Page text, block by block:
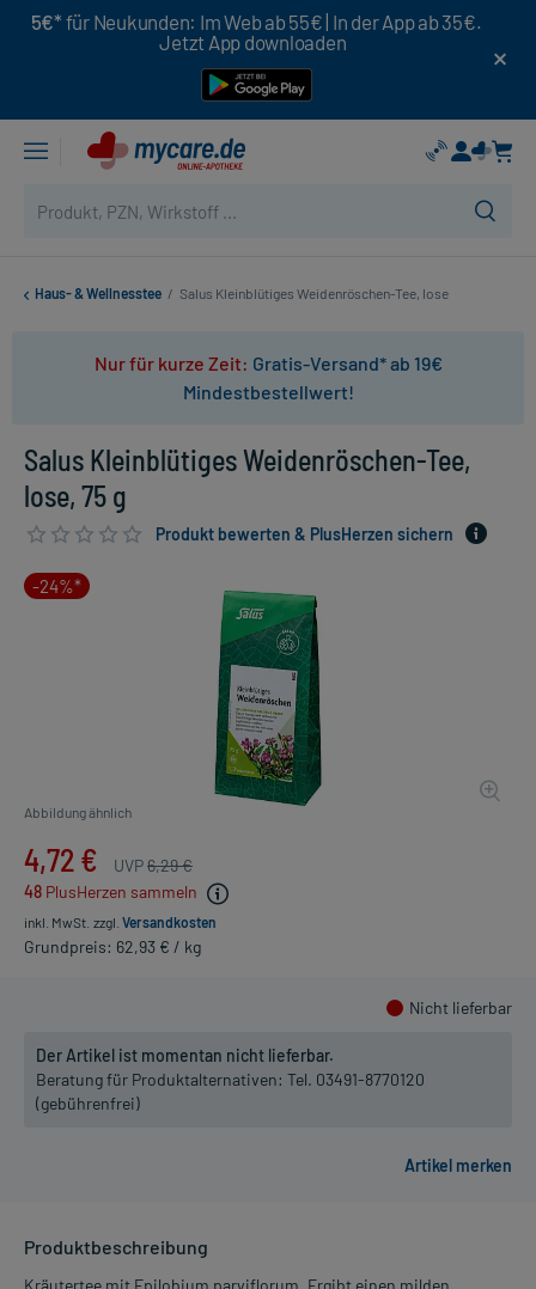
5€* für Neukunden: Im Web ab 55€ | In der App ab 35€.
Jetzt App downloaden
Haus- & Wellnesstee / Salus Kleinblütiges Weidenröschen-Tee, lose
Nur für kurze Zeit: Gratis-Versand* ab 19€
Mindestbestellwert!
Salus Kleinblütiges Weidenröschen-Tee,
lose, 75 g
Produkt bewerten & PlusHerzen sichern
-24%*
Abbildung ähnlich
4,72 € UVP6,29 €
48 PlusHerzen sammeln
inkl. MwSt. zzgl. Versandkosten
Grundpreis: 62,93 € / kg
Nicht lieferbar
Der Artikel ist momentan nicht lieferbar.
Beratung für Produktalternativen: Tel. 03491-8770120
(gebührenfrei)
Produktbeschreibung
Kräutertee mit Epilobium parviflorum. Ergibt einen milden,